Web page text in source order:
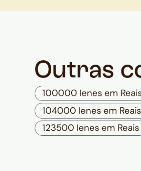
Outras
100000 Ienes em
104000 Ienes em Reais
123500 Ienes em Reais